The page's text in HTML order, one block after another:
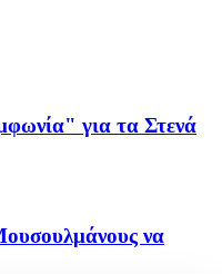
για τα Στενά
να